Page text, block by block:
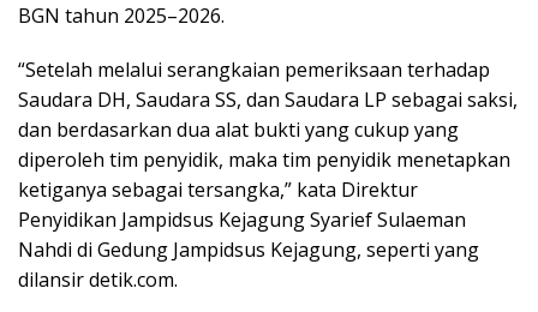
BGN tahun 2025–2026.
“Setelah melalui serangkaian pemeriksaan terhadap
Saudara DH, Saudara SS, dan Saudara LP sebagai saksi,
dan berdasarkan dua alat bukti yang cukup yang
diperoleh tim penyidik, maka tim penyidik menetapkan
ketiganya sebagai tersangka,” kata Direktur
Penyidikan Jampidsus Kejagung Syarief Sulaeman
Nahdi di Gedung Jampidsus Kejagung, seperti yang
dilansir detik.com.